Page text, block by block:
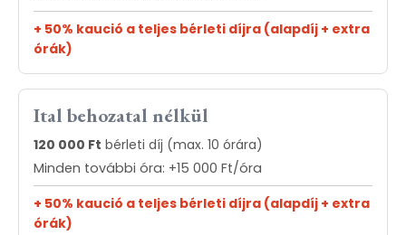
+ 50% kaució a teljes bérleti díjra (alapdíj + extra
órák)
Ital behozatal nélkül
120 000 Ft bérleti díj (max. 10 órára)
Minden további óra: +15 000 Ft/óra
+ 50% kaució a teljes bérleti díjra (alapdíj + extra
órák)